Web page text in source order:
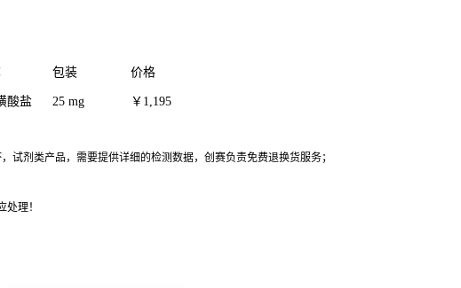
包装 价格
酸盐 25 mg ￥1,195
试剂类产品，需要提供详细的检测数据，创赛负责免费退换货服务；
理！